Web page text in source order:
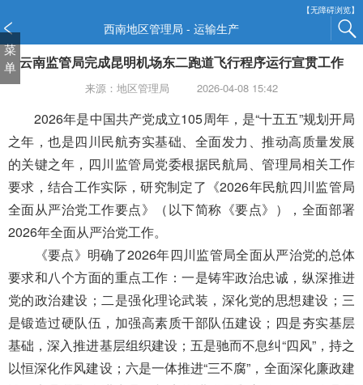
【无障碍浏览】
西南地区管理局 - 运输生产
菜
单 云南监管局完成昆明机场东二跑道飞行程序运行宣贯工作
来源：地区管理局 2026-04-08 15:42
2026年是中国共产党成立105周年，是“十五五”规划开局
之年，也是四川民航夯实基础、全面发力、推动高质量发展
的关键之年 ，四川监管局党委根据民航局、管理局相关工作
要求，结合工作实际，研究制定了《2026年民航四川监管局
全面从严治党工作要点》（以下简称《要点》）
，全面部署
2026年全面从严治党工作。
《要点》明确了2026年四川监管局全面从严治党的总体
要求和八个方面的重点工作 ：一是铸牢政治忠诚，纵深推进
党的政治建设；二是强化理论武装，深化党的思想建设；三
是锻造过硬队伍，加强高素质干部队伍建设；四是夯实基层
基础，深入推进基层组织建设；五是驰而不息纠“四风”，持之
以恒深化作风建设；六是一体推进“三不腐”，全面深化廉政建
窗
口
打
说
明
页
面,
Alt
波
浪
键
打
开
导